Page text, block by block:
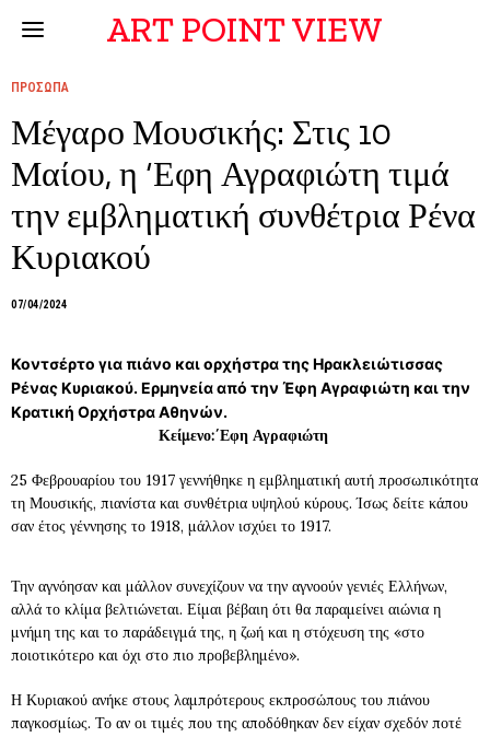
ART POINT VIEW
ΠΡΟΣΩΠΑ
Μέγαρο Μουσικής: Στις 10
Μαίου, η ‘Εφη Αγραφιώτη τιμά
την εμβληματική συνθέτρια Ρένα
Κυριακού
07/04/2024
Κοντσέρτο για πιάνο και ορχήστρα της Ηρακλειώτισσας
Ρένας Κυριακού. Ερμηνεία από την Έφη Αγραφιώτη και την
Κρατική Ορχήστρα Αθηνών.
Κείμενο:΄Εφη Αγραφιώτη
25 Φεβρουαρίου του 1917 γεννήθηκε η εμβληματική αυτή προσωπικότητα
τη Μουσικής, πιανίστα και συνθέτρια υψηλού κύρους. Ίσως δείτε κάπου
σαν έτος γέννησης το 1918, μάλλον ισχύει το 1917.
Την αγνόησαν και μάλλον συνεχίζουν να την αγνοούν γενιές Ελλήνων,
αλλά το κλίμα βελτιώνεται. Είμαι βέβαιη ότι θα παραμείνει αιώνια η
μνήμη της και το παράδειγμά της, η ζωή και η στόχευση της «στο
ποιοτικότερο και όχι στο πιο προβεβλημένο».
Η Κυριακού ανήκε στους λαμπρότερους εκπροσώπους του πιάνου
παγκοσμίως. Το αν οι τιμές που της αποδόθηκαν δεν είχαν σχεδόν ποτέ